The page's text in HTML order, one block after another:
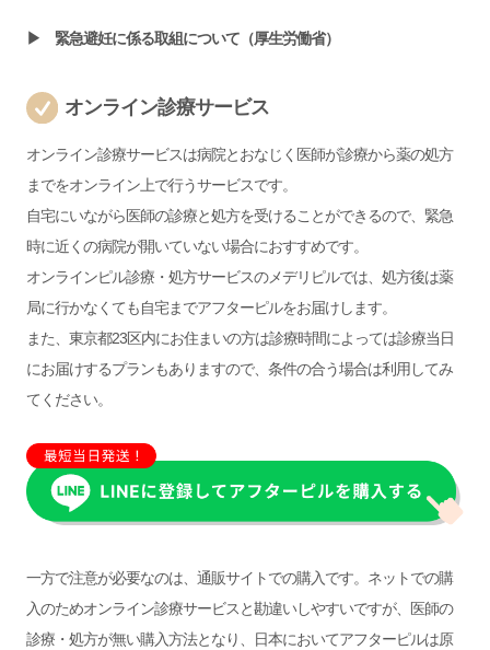
▶ 緊急避妊に係る取組について（厚生労働省）
オンライン診療サービス
オンライン診療サービスは病院とおなじく医師が診療から薬の処方
までをオンライン上で行うサービスです。
自宅にいながら医師の診療と処方を受けることができるので、緊急
時に近くの病院が開いていない場合におすすめです。
オンラインピル診療・処方サービスのメデリピルでは、処方後は薬
局に行かなくても自宅までアフターピルをお届けします。
また、東京都23区内にお住まいの方は診療時間によっては診療当日
にお届けするプランもありますので、条件の合う場合は利用してみ
てください。
一方で注意が必要なのは、通販サイトでの購入です。ネットでの購
入のためオンライン診療サービスと勘違いしやすいですが、医師の
診療・処方が無い購入方法となり、日本においてアフターピルは原